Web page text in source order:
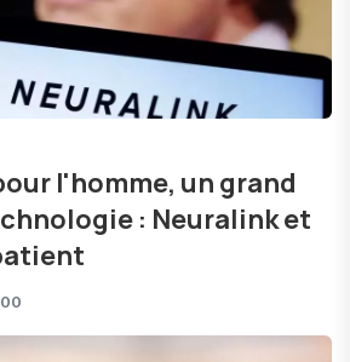
l'homme, un grand
: Neuralink et